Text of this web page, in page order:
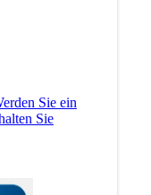
Sie ein
Sie